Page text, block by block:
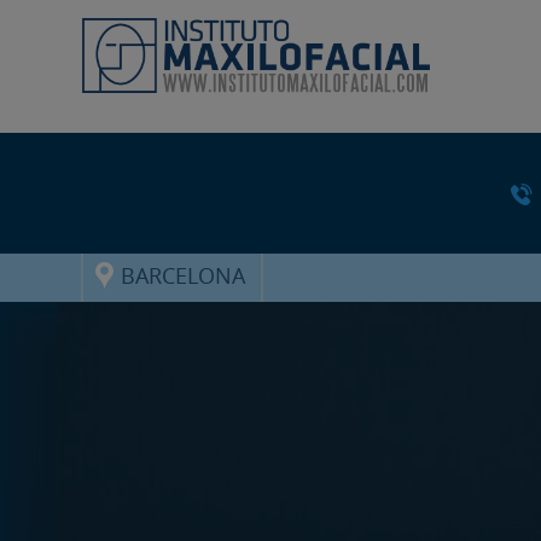
BARCELONA